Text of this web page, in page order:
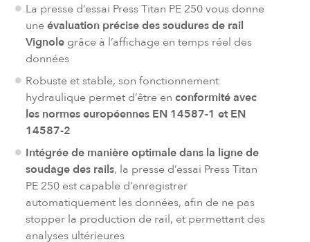
La presse d’essai Press Titan PE 250 vous donne
uneévaluation précise des soudures de rail
Vignole grâce à l’affichage en temps réel des
données
Robuste et stable, son fonctionnement
hydraulique permet d’être enconformité avec
les normes européennes EN 14587-1 et EN
14587-2
Intégrée de manière optimale dans la ligne de
soudage des rails, la presse d’essai Press Titan
PE 250 est capable d’enregistrer
automatiquement les données, afin de ne pas
stopper la production de rail, et permettant des
analyses ultérieures